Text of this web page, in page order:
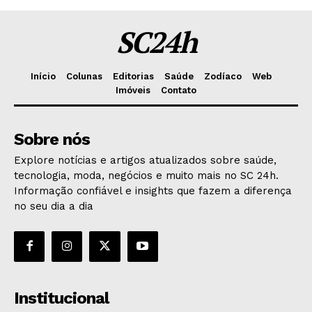
SC24h
Início Colunas Editorias Saúde Zodíaco
Web
Imóveis
Contato
Sobre nós
Explore notícias e artigos atualizados sobre saúde,
tecnologia, moda, negócios e muito mais no SC 24h.
Informação confiável e insights que fazem a diferença
no seu dia a dia
Institucional